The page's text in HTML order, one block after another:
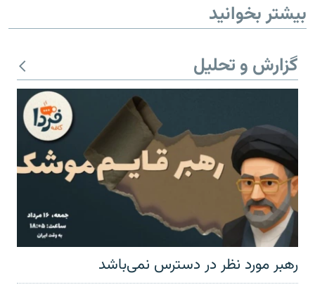
بیشتر بخوانید
گزارش و تحلیل
رهبر مورد نظر در دسترس نمی‌باشد